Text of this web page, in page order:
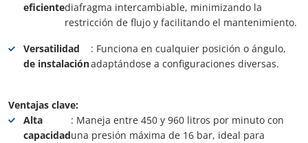
eficientediafragma intercambiable, minimizando la
restricción de flujo y facilitando el mantenimiento.
Versatilidad
de instalación
: Funciona en cualquier posición o ángulo,
adaptándose a configuraciones diversas.
Ventajas clave:
Alta
capacidad
: Maneja entre 450 y 960 litros por minuto con
una presión máxima de 16 bar, ideal para